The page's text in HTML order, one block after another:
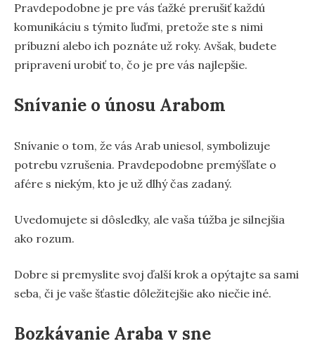
Pravdepodobne je pre vás ťažké prerušiť každú
komunikáciu s týmito ľuďmi, pretože ste s nimi
príbuzní alebo ich poznáte už roky. Avšak, budete
pripravení urobiť to, čo je pre vás najlepšie.
Snívanie o únosu Arabom
Snívanie o tom, že vás Arab uniesol, symbolizuje
potrebu vzrušenia. Pravdepodobne premýšľate o
afére s niekým, kto je už dlhý čas zadaný.
Uvedomujete si dôsledky, ale vaša túžba je silnejšia
ako rozum.
Dobre si premyslite svoj ďalší krok a opýtajte sa sami
seba, či je vaše šťastie dôležitejšie ako niečie iné.
Bozkávanie Araba v sne